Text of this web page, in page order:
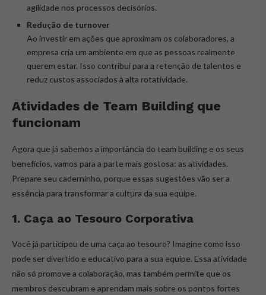
agilidade nos processos decisórios.
Redução de turnover
Ao investir em ações que aproximam os colaboradores, a
empresa cria um ambiente em que as pessoas realmente
querem estar. Isso contribui para a retenção de talentos e
reduz custos associados à alta rotatividade.
Atividades de Team Building que
funcionam
Agora que já sabemos a importância do team building e os seus
benefícios, vamos para a parte mais gostosa: as atividades.
Prepare seu caderninho, porque essas sugestões vão ser a
essência para transformar a cultura da sua equipe.
1. Caça ao Tesouro Corporativa
Você já participou de uma caça ao tesouro? Imagine como isso
pode ser divertido e educativo para a sua equipe. Essa atividade
não só promove a colaboração, mas também permite que os
membros descubram e aprendam mais sobre os pontos fortes